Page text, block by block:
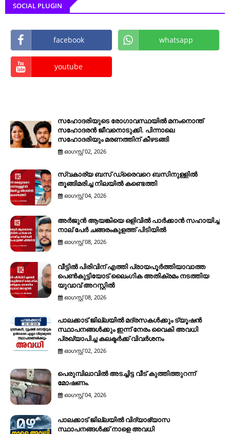
SOCIAL PLUGIN
facebook whatsapp
youtube
സഹോദരിയുടെ രോഗാവസ്ഥയിൽ മനംനൊന്ത്
സഹോദരൻ ജീവനൊടുക്കി. പിന്നാലെ
സഹോദരിയും മരണത്തിന് കീഴടങ്ങി
ഓഗസ്റ്റ് 02, 2026
സ്വകാര്യ ബസ് ഡ്രൈവറെ ബസിനുള്ളിൽ
തൂങ്ങിമരിച്ച നിലയിൽ കണ്ടെത്തി
ഓഗസ്റ്റ് 04, 2026
അർജുൻ ആയങ്കിയെ ഒളിവിൽ പാർക്കാൻ സഹായിച്ച
നാല് പേര്‍ ചങ്ങരംകുളത്ത് പിടിയില്‍
ഓഗസ്റ്റ് 08, 2026
വീട്ടിൽ പിരിവിന് എത്തി പ്രായപൂർത്തിയാവാത്ത
പെൺകുട്ടിയോട് ലൈംഗിക അതിക്രമം നടത്തിയ
യുവാവ് അറസ്റ്റിൽ
ഓഗസ്റ്റ് 08, 2026
പാലക്കാട് ജില്ലയിൽ മദ്രസകൾക്കും ട്യൂഷൻ
സ്ഥാപനങ്ങൾക്കും ഇന്ന് നേരം വൈകി അവധി
പ്രഖ്യാപിച്ച കലക്ടർക്ക് വിവർശനം
ഓഗസ്റ്റ് 02, 2026
പെരുമ്പിലാവിൽ അടച്ചിട്ട വീട് കുത്തിത്തുറന്ന്
മോഷണം.
ഓഗസ്റ്റ് 04, 2026
പാലക്കാട് ജില്ലയിൽ വിദ്യാഭ്യാസ
സ്ഥാപനങ്ങൾക്ക് നാളെ അവധി